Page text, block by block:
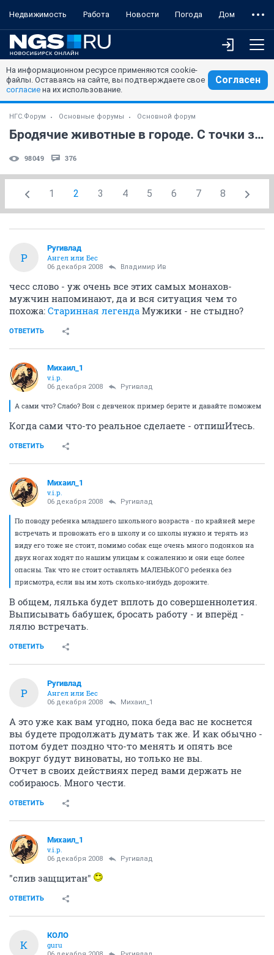
Недвижимость Работа Новости Погода Дом
На информационном ресурсе применяются cookie-
файлы. Оставаясь на сайте, вы подтверждаете свое
согласие на их использование.
Согласен
НГС.Форум Основные форумы Основной форум
Бродячие животные в городе. С точки зрения ...
98049 376
1 2 3 4 5 6 7 8
Р
Ругивлад
Ангел или Бес
06 декабря 2008 Владимир Ив
чесс слово - уж очень все этих самых монахов-
мужчин напоминают, да и вся ситуация чем то
похожа: Старинная легенда Мужики - не стыдно?
ОТВЕТИТЬ
Михаил_1
v.i.p.
06 декабря 2008 Ругивлад
А сами что? Слабо? Вон с девченок пример берите и давайте поможем
Когда сами что-то реальное сделаете - отпишИтесь.
ОТВЕТИТЬ
Михаил_1
v.i.p.
06 декабря 2008 Ругивлад
По поводу ребенка младшего школьного возраста - по крайней мере
встречать и провожать его в школу и со школы нужно и терять из
виду его тоже не стоит, помимо собак еще очень много подонков на
двух ногах ходят по нашим улицам к сожалению и они еще более
опасны. Так что не стоит оставлять МАЛЕНЬКОГО ребенка без
присмотра, если вы им хоть сколько-нибудь дорожите.
В общем, лялька будет вплоть до совершеннолетия.
Выписывать бабушек, бросать работу - и вперёд -
лялю встречать.
ОТВЕТИТЬ
Р
Ругивлад
Ангел или Бес
06 декабря 2008 Михаил_1
А это уже как вам угодно, пока беда вас не коснется
вы будете продолжать думать так же. И как обычно -
потом будет поздно что-то менять и опять все
вокруг будут виноваты, но только не вы.
Отчет в своих действиях перед вами держать не
собираюсь. Много чести.
ОТВЕТИТЬ
Михаил_1
v.i.p.
06 декабря 2008 Ругивлад
"слив защщитан"
ОТВЕТИТЬ
К
КОЛО
guru